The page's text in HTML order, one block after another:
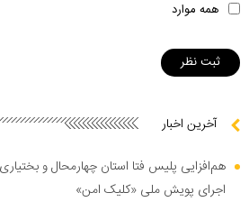
همه موارد
آخرین اخبار
هم‌افزایی پلیس فتا استان چهارمحال و
اجرای پویش ملی «کلیک امن»